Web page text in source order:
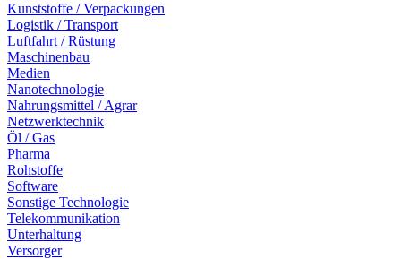
Kunststoffe / Verpackungen
Logistik / Transport
Luftfahrt / Rüstung
Maschinenbau
Medien
Nanotechnologie
Nahrungsmittel / Agrar
Netzwerktechnik
Öl / Gas
Pharma
Rohstoffe
Software
Sonstige Technologie
Telekommunikation
Unterhaltung
Versorger